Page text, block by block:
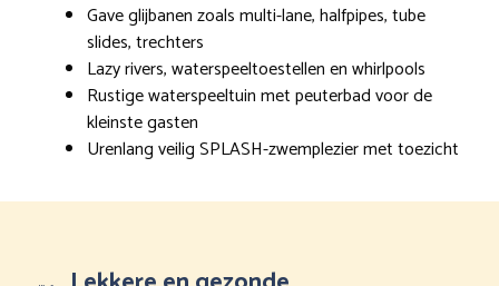
Gave glijbanen zoals multi-lane, halfpipes, tube
slides, trechters
Lazy rivers, waterspeeltoestellen en whirlpools
Rustige waterspeeltuin met peuterbad voor de
kleinste gasten
Urenlang veilig SPLASH-zwemplezier met toezicht